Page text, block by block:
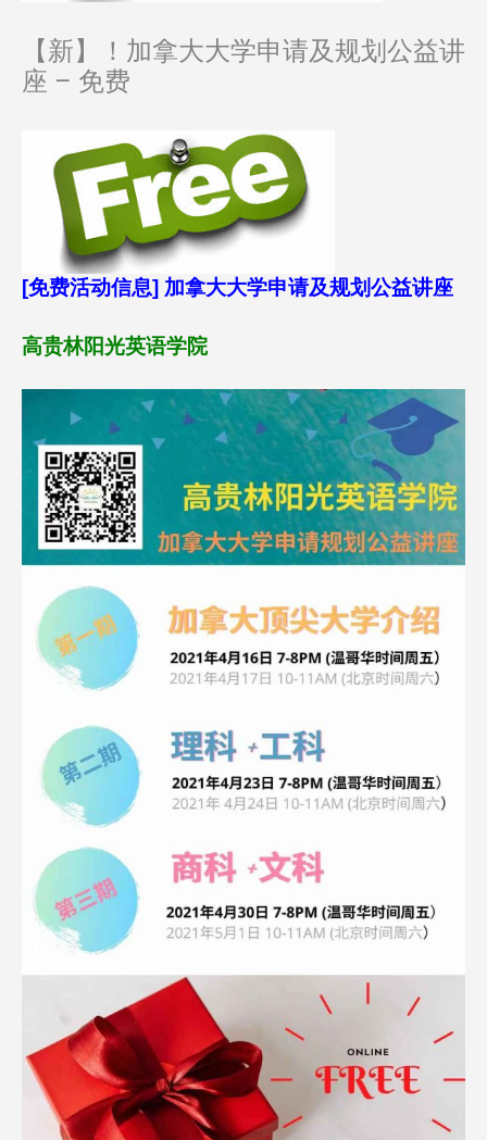
【新】！加拿大大学申请及规划公益讲
座 – 免费
[免费活动信息] 加拿大大学申请及规划公益讲座
高贵林阳光英语学院